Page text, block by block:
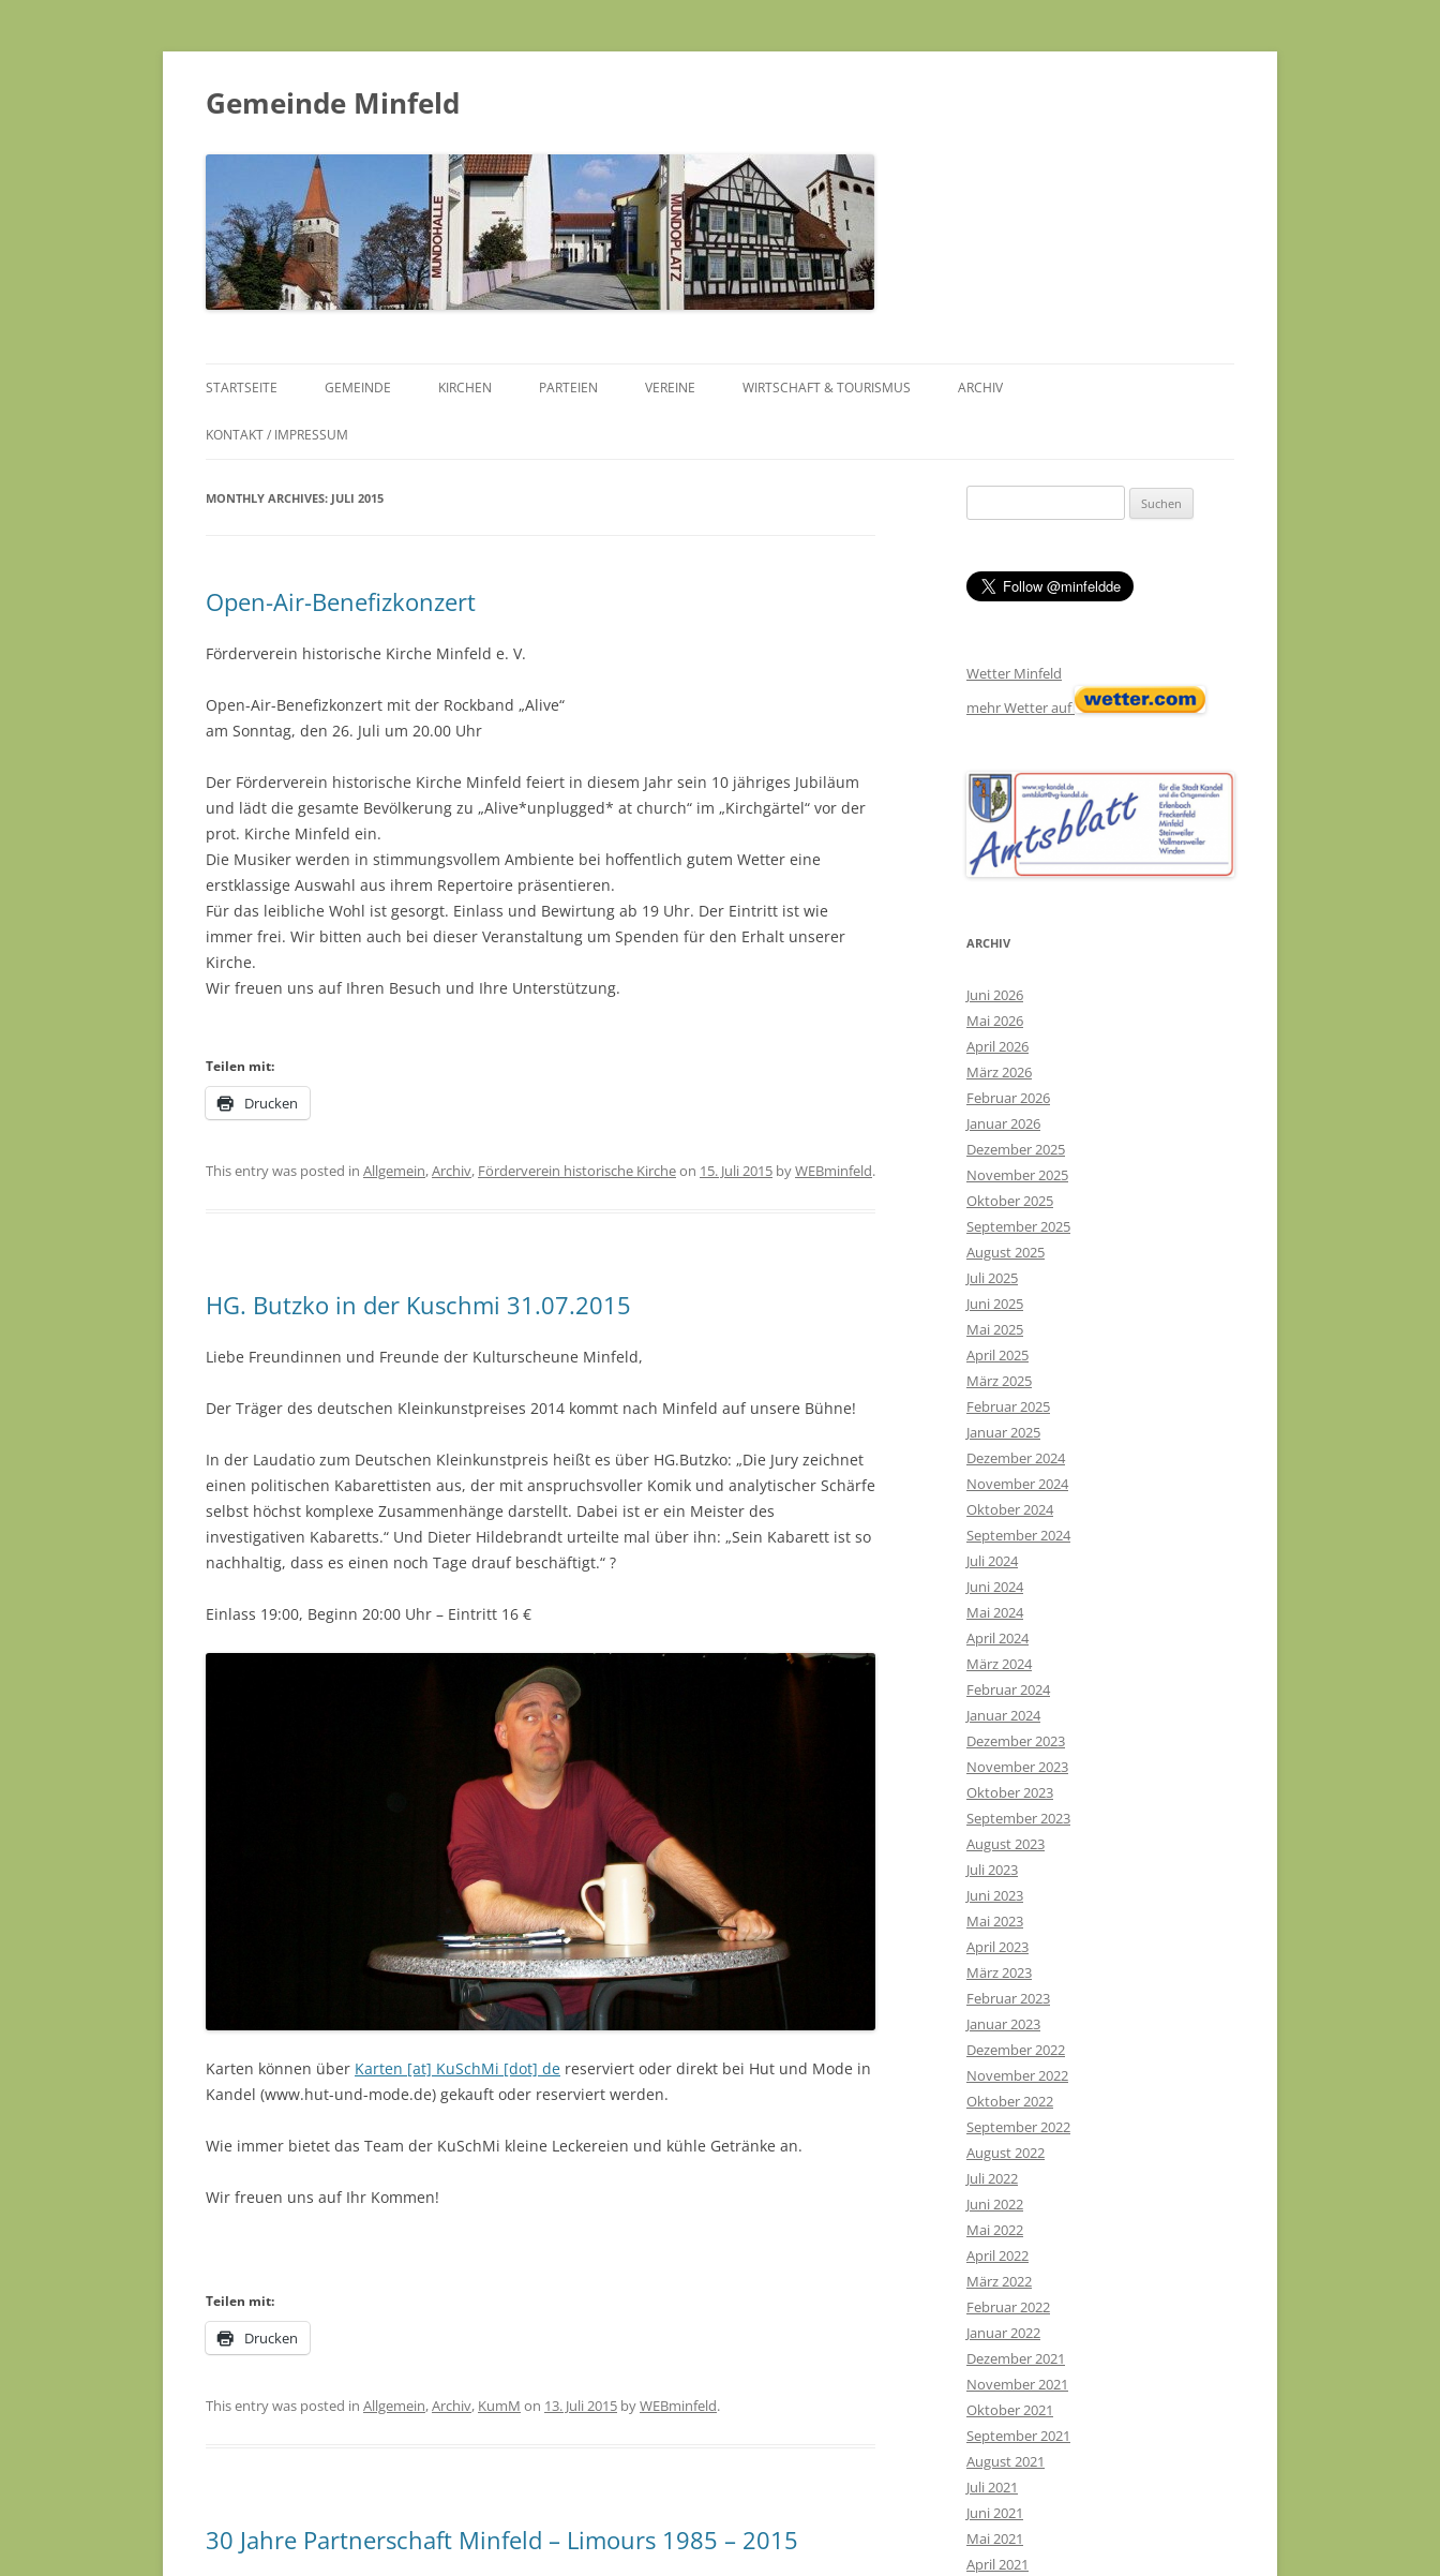
Gemeinde Minfeld
STARTSEITE GEMEINDE KIRCHEN PARTEIEN VEREINE WIRTSCHAFT & TOURISMUS ARCHIV
KONTAKT / IMPRESSUM
MONTHLY ARCHIVES: JULI 2015
Open-Air-Benefizkonzert
Förderverein historische Kirche Minfeld e. V.
Open-Air-Benefizkonzert mit der Rockband „Alive“
am Sonntag, den 26. Juli um 20.00 Uhr
Der Förderverein historische Kirche Minfeld feiert in diesem Jahr sein 10 jähriges Jubiläum
und lädt die gesamte Bevölkerung zu „Alive*unplugged* at church“ im „Kirchgärtel“ vor der
prot. Kirche Minfeld ein.
Die Musiker werden in stimmungsvollem Ambiente bei hoffentlich gutem Wetter eine
erstklassige Auswahl aus ihrem Repertoire präsentieren.
Für das leibliche Wohl ist gesorgt. Einlass und Bewirtung ab 19 Uhr. Der Eintritt ist wie
immer frei. Wir bitten auch bei dieser Veranstaltung um Spenden für den Erhalt unserer
Kirche.
Wir freuen uns auf Ihren Besuch und Ihre Unterstützung.
Teilen mit:
Drucken
This entry was posted in Allgemein,Archiv, Förderverein historische Kircheon 15. Juli 2015 byWEBminfeld.
HG. Butzko in der Kuschmi 31.07.2015
Liebe Freundinnen und Freunde der Kulturscheune Minfeld,
Der Träger des deutschen Kleinkunstpreises 2014 kommt nach Minfeld auf unsere Bühne!
In der Laudatio zum Deutschen Kleinkunstpreis heißt es über HG.Butzko: „Die Jury zeichnet
einen politischen Kabarettisten aus, der mit anspruchsvoller Komik und analytischer Schärfe
selbst höchst komplexe Zusammenhänge darstellt. Dabei ist er ein Meister des
investigativen Kabaretts.“ Und Dieter Hildebrandt urteilte mal über ihn: „Sein Kabarett ist so
nachhaltig, dass es einen noch Tage drauf beschäftigt.“ ?
Einlass 19:00, Beginn 20:00 Uhr – Eintritt 16 €
Karten können über Karten [at] KuSchMi [dot] de reserviert oder direkt bei Hut und Mode in
Kandel (www.hut-und-mode.de) gekauft oder reserviert werden.
Wie immer bietet das Team der KuSchMi kleine Leckereien und kühle Getränke an.
Wir freuen uns auf Ihr Kommen!
Teilen mit:
Drucken
This entry was posted in Allgemein,Archiv, KumM on 13. Juli 2015 byWEBminfeld.
30 Jahre Partnerschaft Minfeld – Limours 1985 – 2015
nach:
Wetter Minfeld
mehr Wetter auf
ARCHIV
Juni 2026
Mai 2026
April 2026
März 2026
Februar 2026
Januar 2026
Dezember 2025
November 2025
Oktober 2025
September 2025
August 2025
Juli 2025
Juni 2025
Mai 2025
April 2025
März 2025
Februar 2025
Januar 2025
Dezember 2024
November 2024
Oktober 2024
September 2024
Juli 2024
Juni 2024
Mai 2024
April 2024
März 2024
Februar 2024
Januar 2024
Dezember 2023
November 2023
Oktober 2023
September 2023
August 2023
Juli 2023
Juni 2023
Mai 2023
April 2023
März 2023
Februar 2023
Januar 2023
Dezember 2022
November 2022
Oktober 2022
September 2022
August 2022
Juli 2022
Juni 2022
Mai 2022
April 2022
März 2022
Februar 2022
Januar 2022
Dezember 2021
November 2021
Oktober 2021
September 2021
August 2021
Juli 2021
Juni 2021
Mai 2021
April 2021